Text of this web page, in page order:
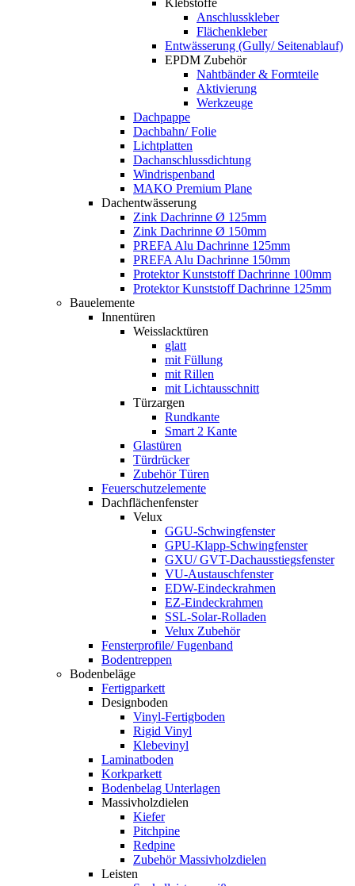
Anschlusskleber
Flächenkleber
Entwässerung (Gully/ Seitenablauf)
EPDM Zubehör
Nahtbänder & Formteile
Aktivierung
Werkzeuge
Dachpappe
Dachbahn/ Folie
Lichtplatten
Dachanschlussdichtung
Windrispenband
MAKO Premium Plane
Dachentwässerung
Zink Dachrinne Ø 125mm
Zink Dachrinne Ø 150mm
PREFA Alu Dachrinne 125mm
PREFA Alu Dachrinne 150mm
Protektor Kunststoff Dachrinne 100mm
Protektor Kunststoff Dachrinne 125mm
Bauelemente
Innentüren
Weisslacktüren
glatt
mit Füllung
mit Rillen
mit Lichtausschnitt
Türzargen
Rundkante
Smart 2 Kante
Glastüren
Türdrücker
Zubehör Türen
Feuerschutzelemente
Dachflächenfenster
Velux
GGU-Schwingfenster
GPU-Klapp-Schwingfenster
GXU/ GVT-Dachausstiegsfenster
VU-Austauschfenster
EDW-Eindeckrahmen
EZ-Eindeckrahmen
SSL-Solar-Rolladen
Velux Zubehör
Fensterprofile/ Fugenband
Bodentreppen
Bodenbeläge
Fertigparkett
Designboden
Vinyl-Fertigboden
Rigid Vinyl
Klebevinyl
Laminatboden
Korkparkett
Bodenbelag Unterlagen
Massivholzdielen
Kiefer
Pitchpine
Redpine
Zubehör Massivholzdielen
Leisten